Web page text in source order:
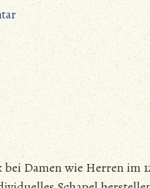
zu
Rückblick
2019
ist
Online
Damen wie Herren im